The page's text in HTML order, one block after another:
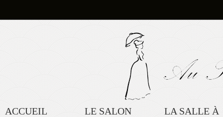
ACCUEIL LE SALON
LA SALLE À